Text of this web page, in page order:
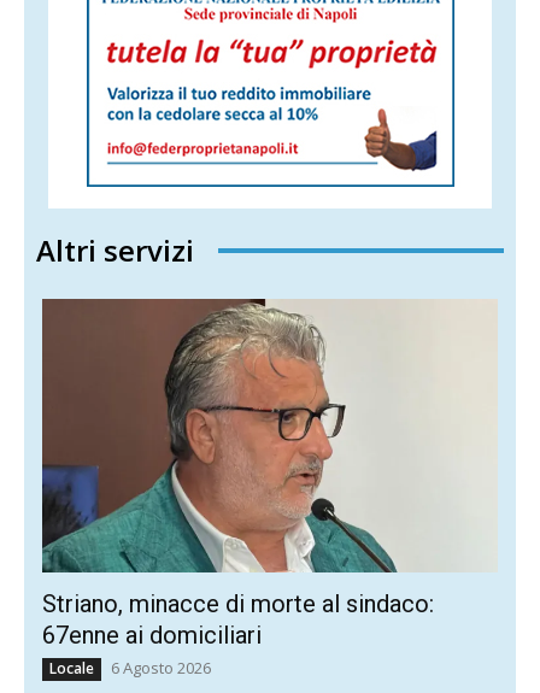
Altri servizi
Striano, minacce di morte al sindaco:
67enne ai domiciliari
Locale 6 Agosto 2026